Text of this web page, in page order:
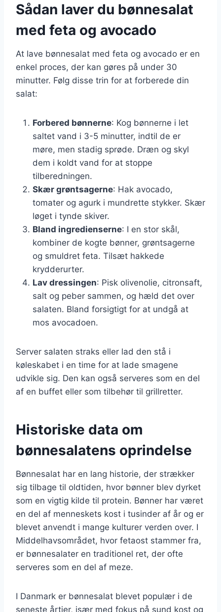
Sådan laver du bønnesalat
med feta og avocado
At lave bønnesalat med feta og avocado er en
enkel proces, der kan gøres på under 30
minutter. Følg disse trin for at forberede din
salat:
Forbered bønnerne: Kog bønnerne i let
saltet vand i 3-5 minutter, indtil de er
møre, men stadig sprøde. Dræn og skyl
dem i koldt vand for at stoppe
tilberedningen.
Skær grøntsagerne: Hak avocado,
tomater og agurk i mundrette stykker. Skær
løget i tynde skiver.
Bland ingredienserne: I en stor skål,
kombiner de kogte bønner, grøntsagerne
og smuldret feta. Tilsæt hakkede
krydderurter.
Lav dressingen: Pisk olivenolie, citronsaft,
salt og peber sammen, og hæld det over
salaten. Bland forsigtigt for at undgå at
mos avocadoen.
Server salaten straks eller lad den stå i
køleskabet i en time for at lade smagene
udvikle sig. Den kan også serveres som en del
af en buffet eller som tilbehør til grillretter.
Historiske data om
bønnesalatens oprindelse
Bønnesalat har en lang historie, der strækker
sig tilbage til oldtiden, hvor bønner blev dyrket
som en vigtig kilde til protein. Bønner har været
en del af menneskets kost i tusinder af år og er
blevet anvendt i mange kulturer verden over. I
Middelhavsområdet, hvor fetaost stammer fra,
er bønnesalater en traditionel ret, der ofte
serveres som en del af meze.
I Danmark er bønnesalat blevet populær i de
seneste årtier, især med fokus på sund kost og